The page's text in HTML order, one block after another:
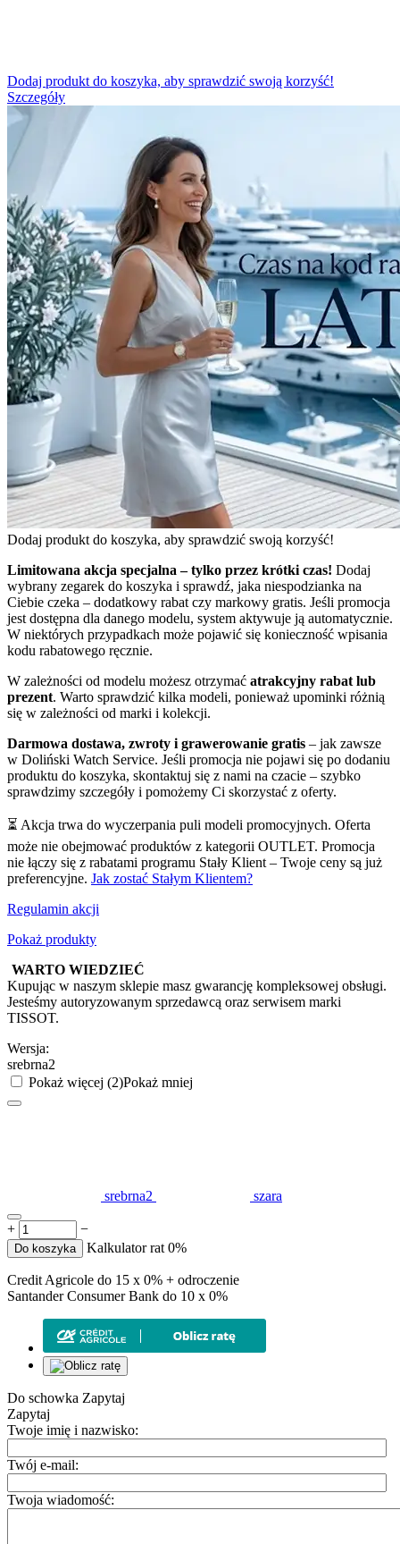
Dodaj produkt do koszyka, aby sprawdzić swoją korzyść!
Szczegóły
Dodaj produkt do koszyka, aby sprawdzić swoją korzyść!
Limitowana akcja specjalna – tylko przez krótki czas! Dodaj
wybrany zegarek do koszyka i sprawdź, jaka niespodzianka na
Ciebie czeka – dodatkowy rabat czy markowy gratis. Jeśli promocja
jest dostępna dla danego modelu, system aktywuje ją automatycznie.
W niektórych przypadkach może pojawić się konieczność wpisania
kodu rabatowego ręcznie.
W zależności od modelu możesz otrzymać atrakcyjny rabat lub
prezent. Warto sprawdzić kilka modeli, ponieważ upominki różnią
się w zależności od marki i kolekcji.
Darmowa dostawa, zwroty i grawerowanie gratis – jak zawsze
w Doliński Watch Service. Jeśli promocja nie pojawi się po dodaniu
produktu do koszyka, skontaktuj się z nami na czacie – szybko
sprawdzimy szczegóły i pomożemy Ci skorzystać z oferty.
⏳ Akcja trwa do wyczerpania puli modeli promocyjnych. Oferta
może nie obejmować produktów z kategorii OUTLET. Promocja
nie łączy się z rabatami programu Stały Klient – Twoje ceny są już
preferencyjne. Jak zostać Stałym Klientem?
Regulamin akcji
Pokaż produkty
WARTO WIEDZIEĆ
Kupując w naszym sklepie masz gwarancję kompleksowej obsługi.
Jesteśmy autoryzowanym sprzedawcą oraz serwisem marki
TISSOT.
Wersja:
srebrna2
Pokaż więcej (2)Pokaż mniej
srebrna2 szara
+ −
Do koszyka Kalkulator rat 0%
Credit Agricole do 15 x 0% + odroczenie
Santander Consumer Bank do 10 x 0%
Do schowka Zapytaj
Zapytaj
Twoje imię i nazwisko:
Twój e-mail:
Twoja wiadomość: